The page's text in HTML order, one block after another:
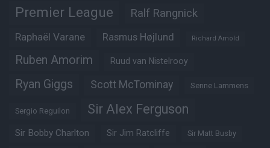
Premier League Ralf Rangnick
Raphaël Varane Rasmus Højlund Richard Arnold
Ruben Amorim Ruud van Nistelrooy
Ryan Giggs Scott McTominay Senne Lammens
Sergio Reguilon Sir Alex Ferguson
Sir Bobby Charlton Sir Jim Ratcliffe Sir Matt Busby